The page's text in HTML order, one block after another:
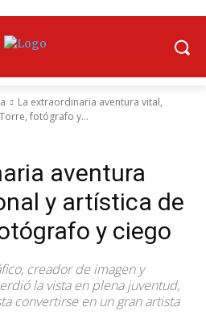
La extraordinaria aventura vital,
fotógrafo y...
aventura
y artística de
y ciego
creador de imagen y
la vista en plena juventud,
convertirse en un gran artista